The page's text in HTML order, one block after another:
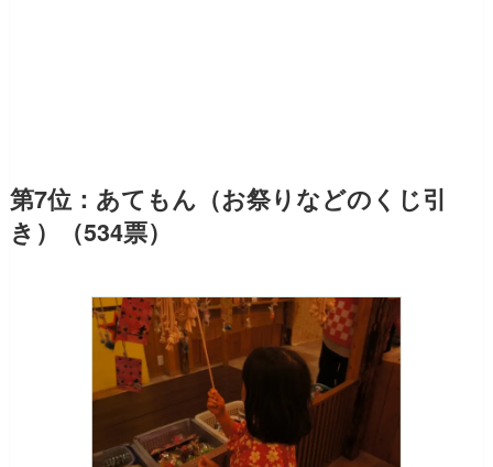
第7位：あてもん（お祭りなどのくじ引
き）（534票）